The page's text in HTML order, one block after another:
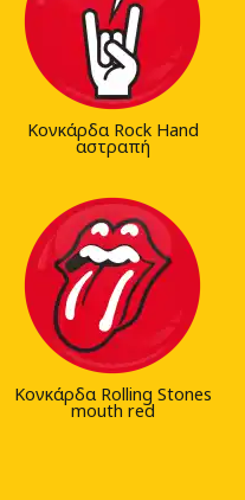
Κονκάρδα Rock Hand
αστραπή
Κονκάρδα Rolling Stones
mouth red